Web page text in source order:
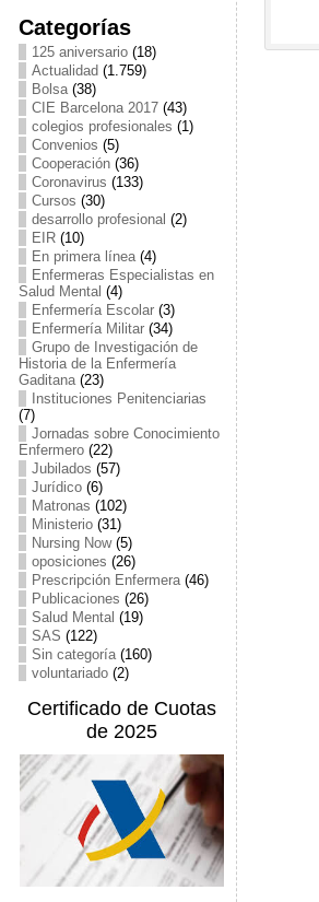
Categorías
125 aniversario(18)
Actualidad (1.759)
Bolsa(38)
CIE Barcelona 2017(43)
colegios profesionales (1)
Convenios (5)
Cooperación(36)
Coronavirus (133)
Cursos (30)
desarrollo profesional (2)
EIR(10)
En primera línea(4)
Enfermeras Especialistas en
Salud Mental (4)
Enfermería Escolar(3)
Enfermería Militar(34)
Grupo de Investigación de
Historia de la Enfermería
Gaditana(23)
Instituciones Penitenciarias
(7)
Jornadas sobre Conocimiento
Enfermero(22)
Jubilados (57)
Jurídico(6)
Matronas (102)
Ministerio(31)
Nursing Now(5)
oposiciones (26)
Prescripción Enfermera(46)
Publicaciones (26)
Salud Mental (19)
SAS (122)
Sin categoría(160)
voluntariado(2)
Certificado de Cuotas
de 2025